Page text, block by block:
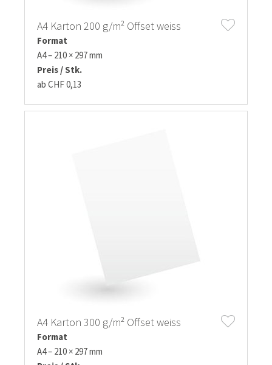
A4 Karton 200 g/m² Offset weiss
Format
A4 – 210 × 297 mm
Preis / Stk.
ab CHF 0,13
A4 Karton 300 g/m² Offset weiss
Format
A4 – 210 × 297 mm